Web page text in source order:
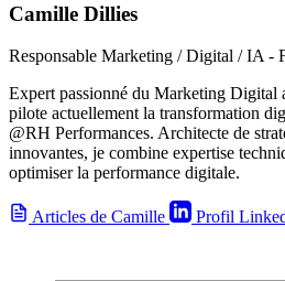
Camille Dillies
Responsable Marketing / Digital / IA -
Expert passionné du Marketing Digital
pilote actuellement la transformation
@RH Performances. Architecte de
innovantes, je combine expertise
optimiser la performance digitale.
Articles de Camille Profil